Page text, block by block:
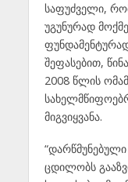
საფუძველი,
უგუნურად
ფუნდამენტურად
შეფასებით,
2008 წლის
მიგვიყვანა.
ცდილობს